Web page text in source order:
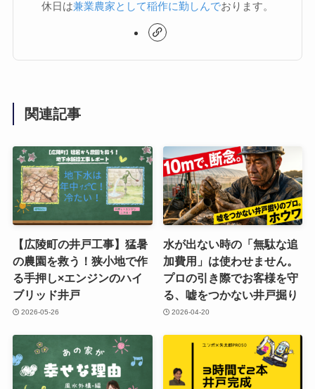
休日は兼業農家として稲作に勤しんでおります。
関連記事
【広陵町の井戸工事】猛暑
の農園を救う！狭小地で作
る手押し×エンジンのハイ
ブリッド井戸
2026-05-26
水が出ない時の「無駄な追
加費用」は使わせません。
プロの引き際でお客様を守
る、嘘をつかない井戸掘り
2026-04-20